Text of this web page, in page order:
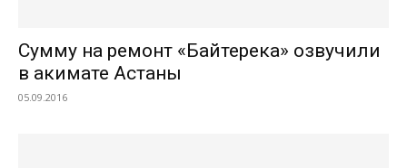
Сумму на ремонт «Байтерека» озвучили
в акимате Астаны
05.09.2016